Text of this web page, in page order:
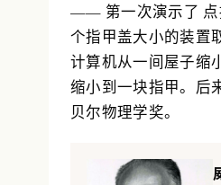
—— 第一次演示了
个指甲盖大小的装置
计算机从一间屋子缩
缩小到一块指甲。后
贝尔物理学奖。